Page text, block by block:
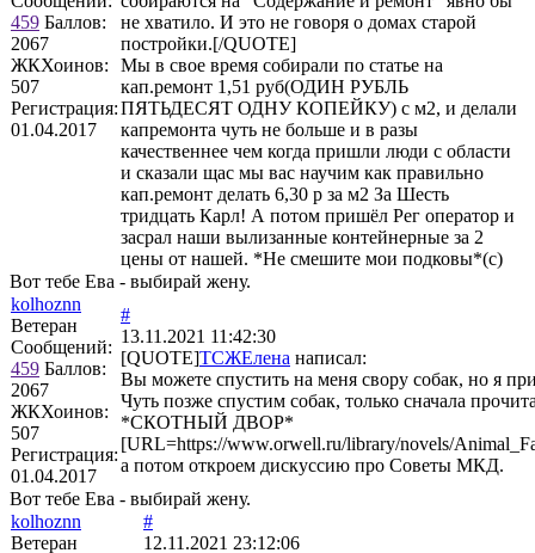
459 Баллов:
2067
ЖКХоинов:
507
Регистрация:
01.04.2017
не хватило. И это не говоря о домах старой
постройки.[/QUOTE]
Мы в свое время собирали по статье на
кап.ремонт 1,51 руб(ОДИН РУБЛЬ
ПЯТЬДЕСЯТ ОДНУ КОПЕЙКУ) с м2, и делали
капремонта чуть не больше и в разы
качественнее чем когда пришли люди с области
и сказали щас мы вас научим как правильно
кап.ремонт делать 6,30 р за м2 За Шесть
тридцать Карл! А потом пришёл Рег оператор и
засрал наши вылизанные контейнерные за 2
цены от нашей. *Не смешите мои подковы*(с)
Вот тебе Ева - выбирай жену.
kolhoznn
Ветеран
Сообщений:
459 Баллов:
2067
ЖКХоинов:
507
Регистрация:
01.04.2017
#
13.11.2021 11:42:30
[QUOTE]ТСЖЕлена написал:
Вы можете спустить на меня свору собак, но я
Чуть позже спустим собак, только сначала
*СКОТНЫЙ ДВОР*
[URL=https://www.orwell.ru/library/novels/
а потом откроем дискуссию про Советы МКД.
Вот тебе Ева - выбирай жену.
kolhoznn
Ветеран
#
12.11.2021 23:12:06